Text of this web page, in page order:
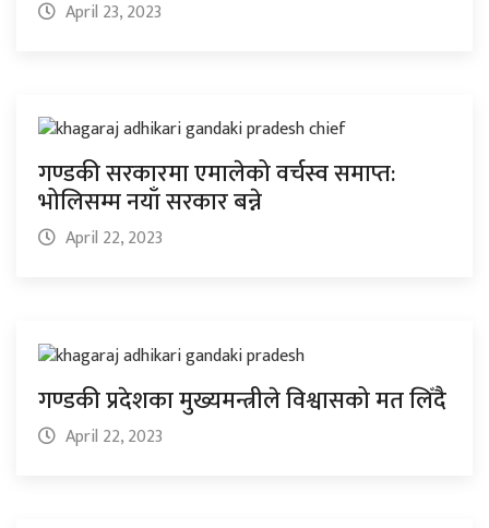
April 23, 2023
गण्डकी सरकारमा एमालेको वर्चस्व समाप्त:
भोलिसम्म नयाँ सरकार बन्ने
April 22, 2023
गण्डकी प्रदेशका मुख्यमन्त्रीले विश्वासको मत लिँदै
April 22, 2023